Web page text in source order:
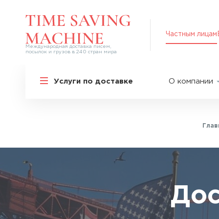
Международная доставка писем,
посылок и грузов в 240 стран мира
Частным лицам
Услуги по доставке
Международная доставка
Самые срочные тарифы
Перевозка специальных грузов
Дополнительные услуги
Популярные направления
О компании
Оплата
Упаковка